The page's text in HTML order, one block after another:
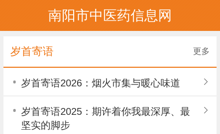
南阳市中医药信息网
岁首寄语 更多
岁首寄语2026：烟火市集与暖心味道
岁首寄语2025：期许着你我最深厚、最
坚实的脚步